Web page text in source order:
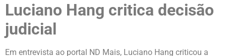
Luciano Hang critica decisão
judicial
Em entrevista ao portal ND Mais, Luciano Hang criticou a